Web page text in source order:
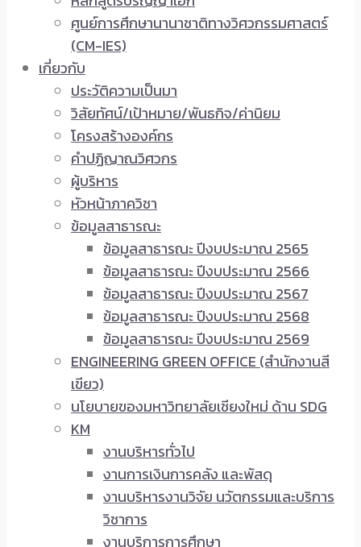
ศูนย์การศึกษานานาชาติทางวิศวกรรมศาสตร์
(CM-IES)
เกี่ยวกับ
ประวัติความเป็นมา
วิสัยทัศน์/เป้าหมาย/พันธกิจ/ค่านิยม
โครงสร้างองค์กร
คำปฏิญาณวิศวกร
ผู้บริหาร
หัวหน้าภาควิชา
ข้อมูลสาธารณะ
ข้อมูลสาธารณะ ปีงบประมาณ 2565
ข้อมูลสาธารณะ ปีงบประมาณ 2566
ข้อมูลสาธารณะ ปีงบประมาณ 2567
ข้อมูลสาธารณะ ปีงบประมาณ 2568
ข้อมูลสาธารณะ ปีงบประมาณ 2569
ENGINEERING GREEN OFFICE (สำนักงานสี
เขียว)
นโยบายของมหาวิทยาลัยเชียงใหม่ ด้าน SDG
KM
งานบริหารทั่วไป
งานการเงินการคลัง และพัสดุ
งานบริหารงานวิจัย นวัตกรรมและบริการ
วิชาการ
งานบริการการศึกษา